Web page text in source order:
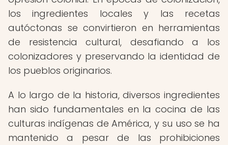
los ingredientes locales y las recetas
autóctonas se convirtieron en herramientas
de resistencia cultural, desafiando a los
colonizadores y preservando la identidad de
los pueblos originarios.
A lo largo de la historia, diversos ingredientes
han sido fundamentales en la cocina de las
culturas indígenas de América, y su uso se ha
mantenido a pesar de las prohibiciones